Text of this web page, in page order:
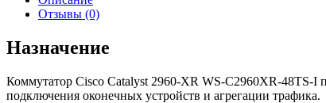
Отзывы (0)
Назначение
Коммутатор Cisco Catalyst 2960-XR WS-C2960XR-48TS-I
подключения оконечных устройств и агрегации трафика.